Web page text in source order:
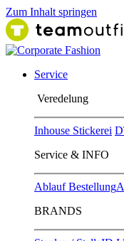
Zum Inhalt springen
Service
Ver​edelung
Inhouse Stickerei
Service & INFO
Ablauf Bestellung
BRANDS